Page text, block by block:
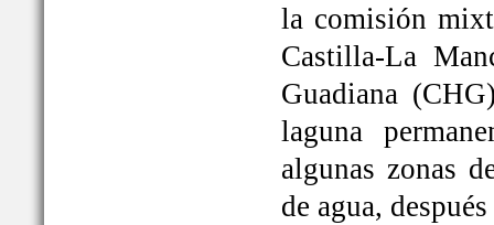
la comisión
Castilla-La
Guadiana
laguna
algunas zonas
de agua,